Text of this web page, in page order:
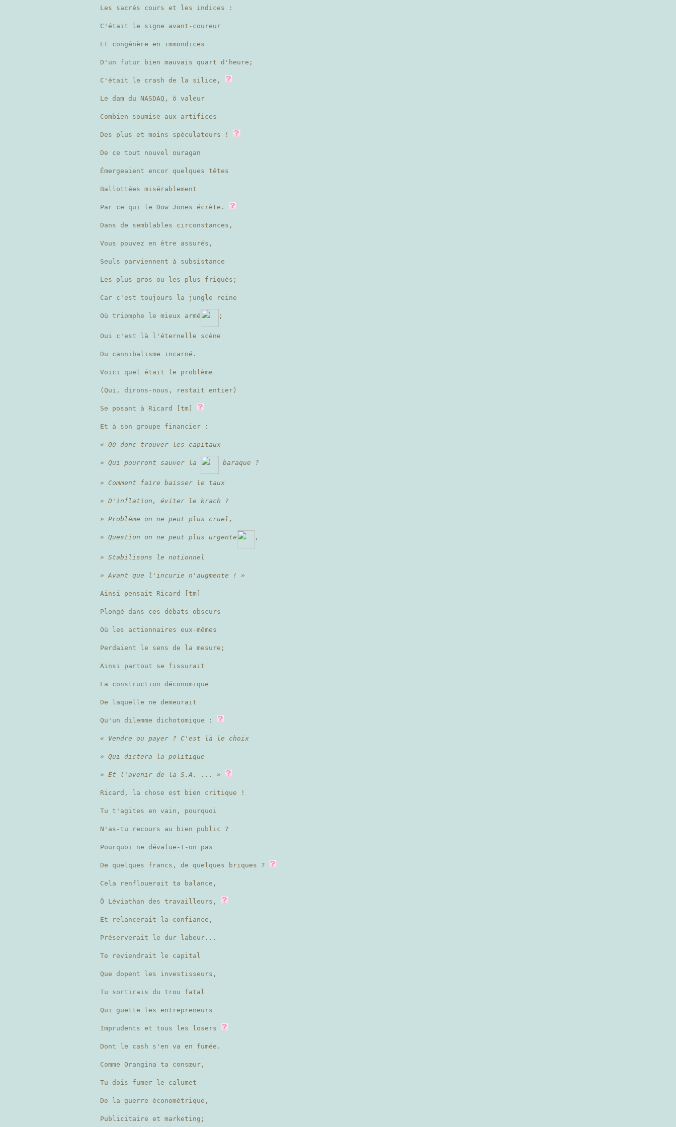
Les sacrés cours et les indices :
C'était le signe avant-coureur
Et congénère en immondices
D'un futur bien mauvais quart d'heure;
C'était le crash de la silice,
Le dam du NASDAQ, ô valeur
Combien soumise aux artifices
Des plus et moins spéculateurs !
De ce tout nouvel ouragan
Émergeaient encor quelques têtes
Ballottées misérablement
Par ce qui le Dow Jones écrète.
Dans de semblables circonstances,
Vous pouvez en être assurés,
Seuls parviennent à subsistance
Les plus gros ou les plus friqués;
Car c'est toujours la jungle reine
Où triomphe le mieux armé ;
Oui c'est là l'éternelle scène
Du cannibalisme incarné.
Voici quel était le problème
(Qui, dirons-nous, restait entier)
Se posant à Ricard [tm]
Et à son groupe financier :
« Où donc trouver les capitaux
» Qui pourront sauver la baraque ?
» Comment faire baisser le taux
» D'inflation, éviter le krach ?
» Problème on ne peut plus cruel,
» Question on ne peut plus urgente ,
» Stabilisons le notionnel
» Avant que l'incurie n'augmente ! »
Ainsi pensait Ricard [tm]
Plongé dans ces débats obscurs
Où les actionnaires eux-mêmes
Perdaient le sens de la mesure;
Ainsi partout se fissurait
La construction déconomique
De laquelle ne demeurait
Qu'un dilemme dichotomique :
« Vendre ou payer ? C'est là le choix
» Qui dictera la politique
» Et l'avenir de la S.A. ... »
Ricard, la chose est bien critique !
Tu t'agites en vain, pourquoi
N'as-tu recours au bien public ?
Pourquoi ne dévalue-t-on pas
De quelques francs, de quelques briques ?
Cela renflouerait ta balance,
Ô Léviathan des travailleurs,
Et relancerait la confiance,
Préserverait le dur labeur...
Te reviendrait le capital
Que dopent les investisseurs,
Tu sortirais du trou fatal
Qui guette les entrepreneurs
Imprudents et tous les losers
Dont le cash s'en va en fumée.
Comme Orangina ta consœur,
Tu dois fumer le calumet
De la guerre économétrique,
Publicitaire et marketing;